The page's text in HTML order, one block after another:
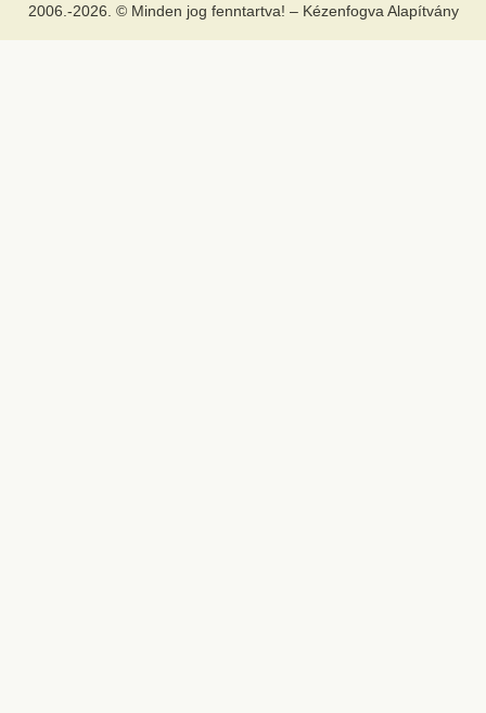
2006.-2026. © Minden jog fenntartva! – Kézenfogva Alapítvány